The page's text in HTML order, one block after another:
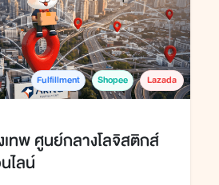
Fulfillment Shopee Lazada
เทพ ศูนย์กลางโลจิสติกส์
ไลน์